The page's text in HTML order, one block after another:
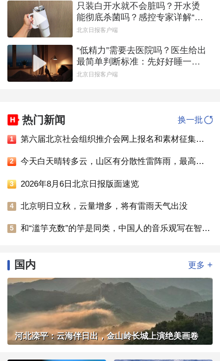
只装白开水就不会脏吗？开水烫
能彻底杀菌吗？感控专家详解“吸
管杯”藏菌真相｜都视频·热观察
北京日报客户端
“低精力”需要去医院吗？医生给出
最简单判断标准：先好好睡一觉
｜都视频·热观察
北京日报客户端
热门新闻 换一批
1 第六届北京社会组织推介会网上报名和素材征集通知
2 今天白天晴转多云，山区有分散性雷阵雨，最高气温36℃
3 2026年8月6日北京日报版面速览
4 北京明日立秋，云量增多，将有雷雨天气出没
5 和“滥竽充数”的竽是同类，中国人的音乐观写在智化寺京音乐的乐器里
国内 更多 +
河北滦平：云海伴日出，金山岭长城上演绝美画卷